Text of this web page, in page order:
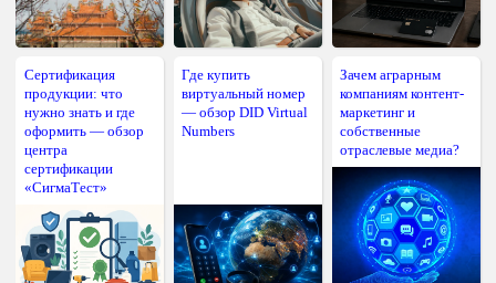
Сертификация
продукции: что
нужно знать и где
оформить — обзор
центра
сертификации
«СигмаТест»
Где купить
виртуальный номер
— обзор DID Virtual
Numbers
Зачем аграрным
компаниям контент-
маркетинг и
собственные
отраслевые медиа?